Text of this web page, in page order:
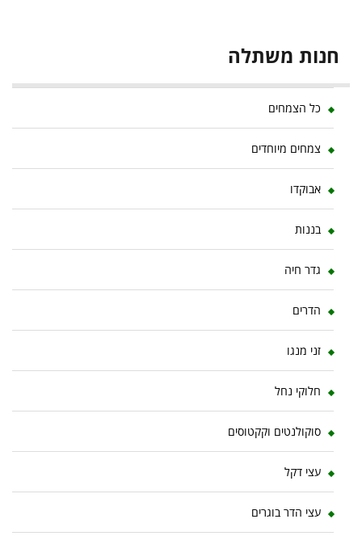
חנות משתלה
כל הצמחים
צמחים מיוחדים
אבוקדו
בננות
גדר חיה
הדרים
זני מנגו
חלוקי נחל
סוקולנטים וקקטוסים
עצי דקל
עצי הדר בוגרים